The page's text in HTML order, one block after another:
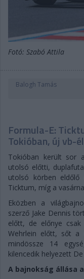
Fotó: Szabó Attila
Balogh Tamás
Formula-E:
Tokióban, új vb-
Tokióban került sor
utolsó előtti,
utolsó körben
Ticktum, míg a
Eközben a
szerző Jake Dennis
előtt, de előnye
Wehrlein előtt, sőt a
mindössze 14
kilencedik helyezett
A bajnokság állása